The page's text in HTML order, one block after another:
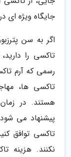
جایگاه ویژه ای
اگر به سن
تاکسی را
رسمی که آرم
تاکسی ها،
هستند. در زمان
پیشنهاد می شود
تاکسی توافق
نکنند. هزینه